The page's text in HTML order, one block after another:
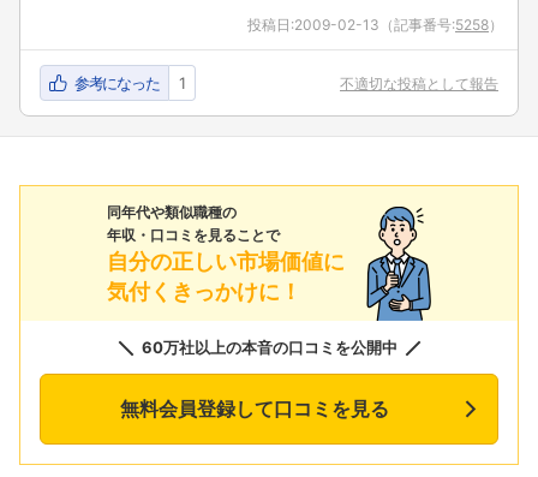
投稿日:2009-02-13 （記事番号:5258）
参考になった 1 不適切な投稿として報告
同年代や類似職種の
年収・口コミを見ることで
自分の正しい市場価値に
気付くきっかけに！
60万社以上の本音の口コミを公開中
無料会員登録して口コミを見る